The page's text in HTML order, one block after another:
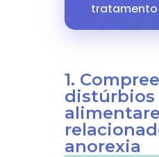
1.
distúrbios
anorexia